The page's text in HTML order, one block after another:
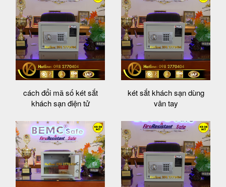
cách đổi mã số két sắt
khách sạn điện tử
két sắt khách sạn dùng
vân tay